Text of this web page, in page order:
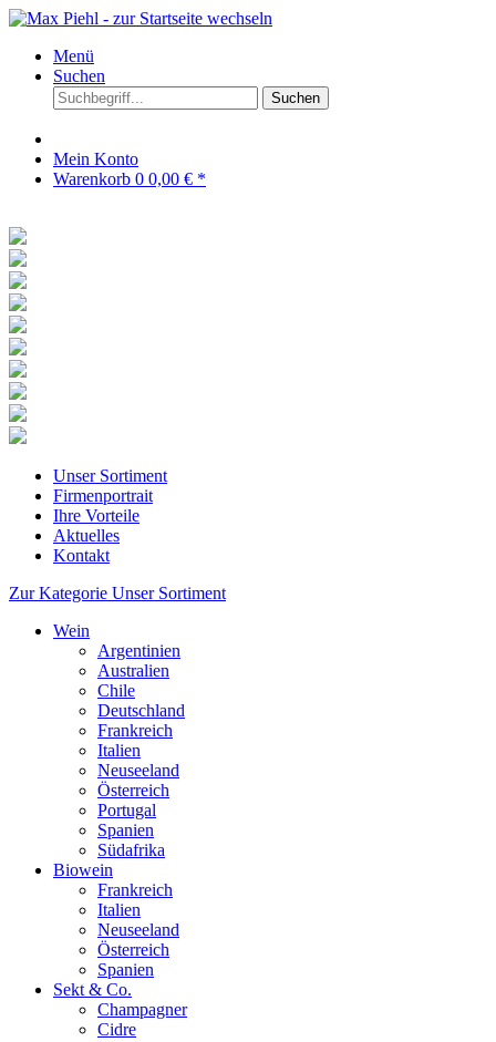
Menü
Suchen
Suchen
Mein Konto
Warenkorb 0 0,00 € *
Unser Sortiment
Firmenportrait
Ihre Vorteile
Aktuelles
Kontakt
Zur Kategorie Unser Sortiment
Wein
Argentinien
Australien
Chile
Deutschland
Frankreich
Italien
Neuseeland
Österreich
Portugal
Spanien
Südafrika
Biowein
Frankreich
Italien
Neuseeland
Österreich
Spanien
Sekt & Co.
Champagner
Cidre